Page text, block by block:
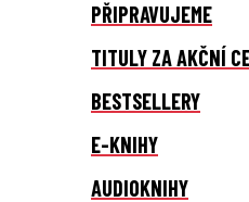
PŘIPRAVUJEME
TITULY ZA AKČNÍ
BESTSELLERY
E-KNIHY
AUDIOKNIHY